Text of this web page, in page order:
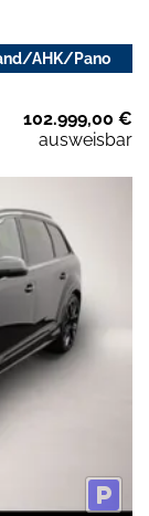
AHK/Pano
102.999,00 €
ausweisbar